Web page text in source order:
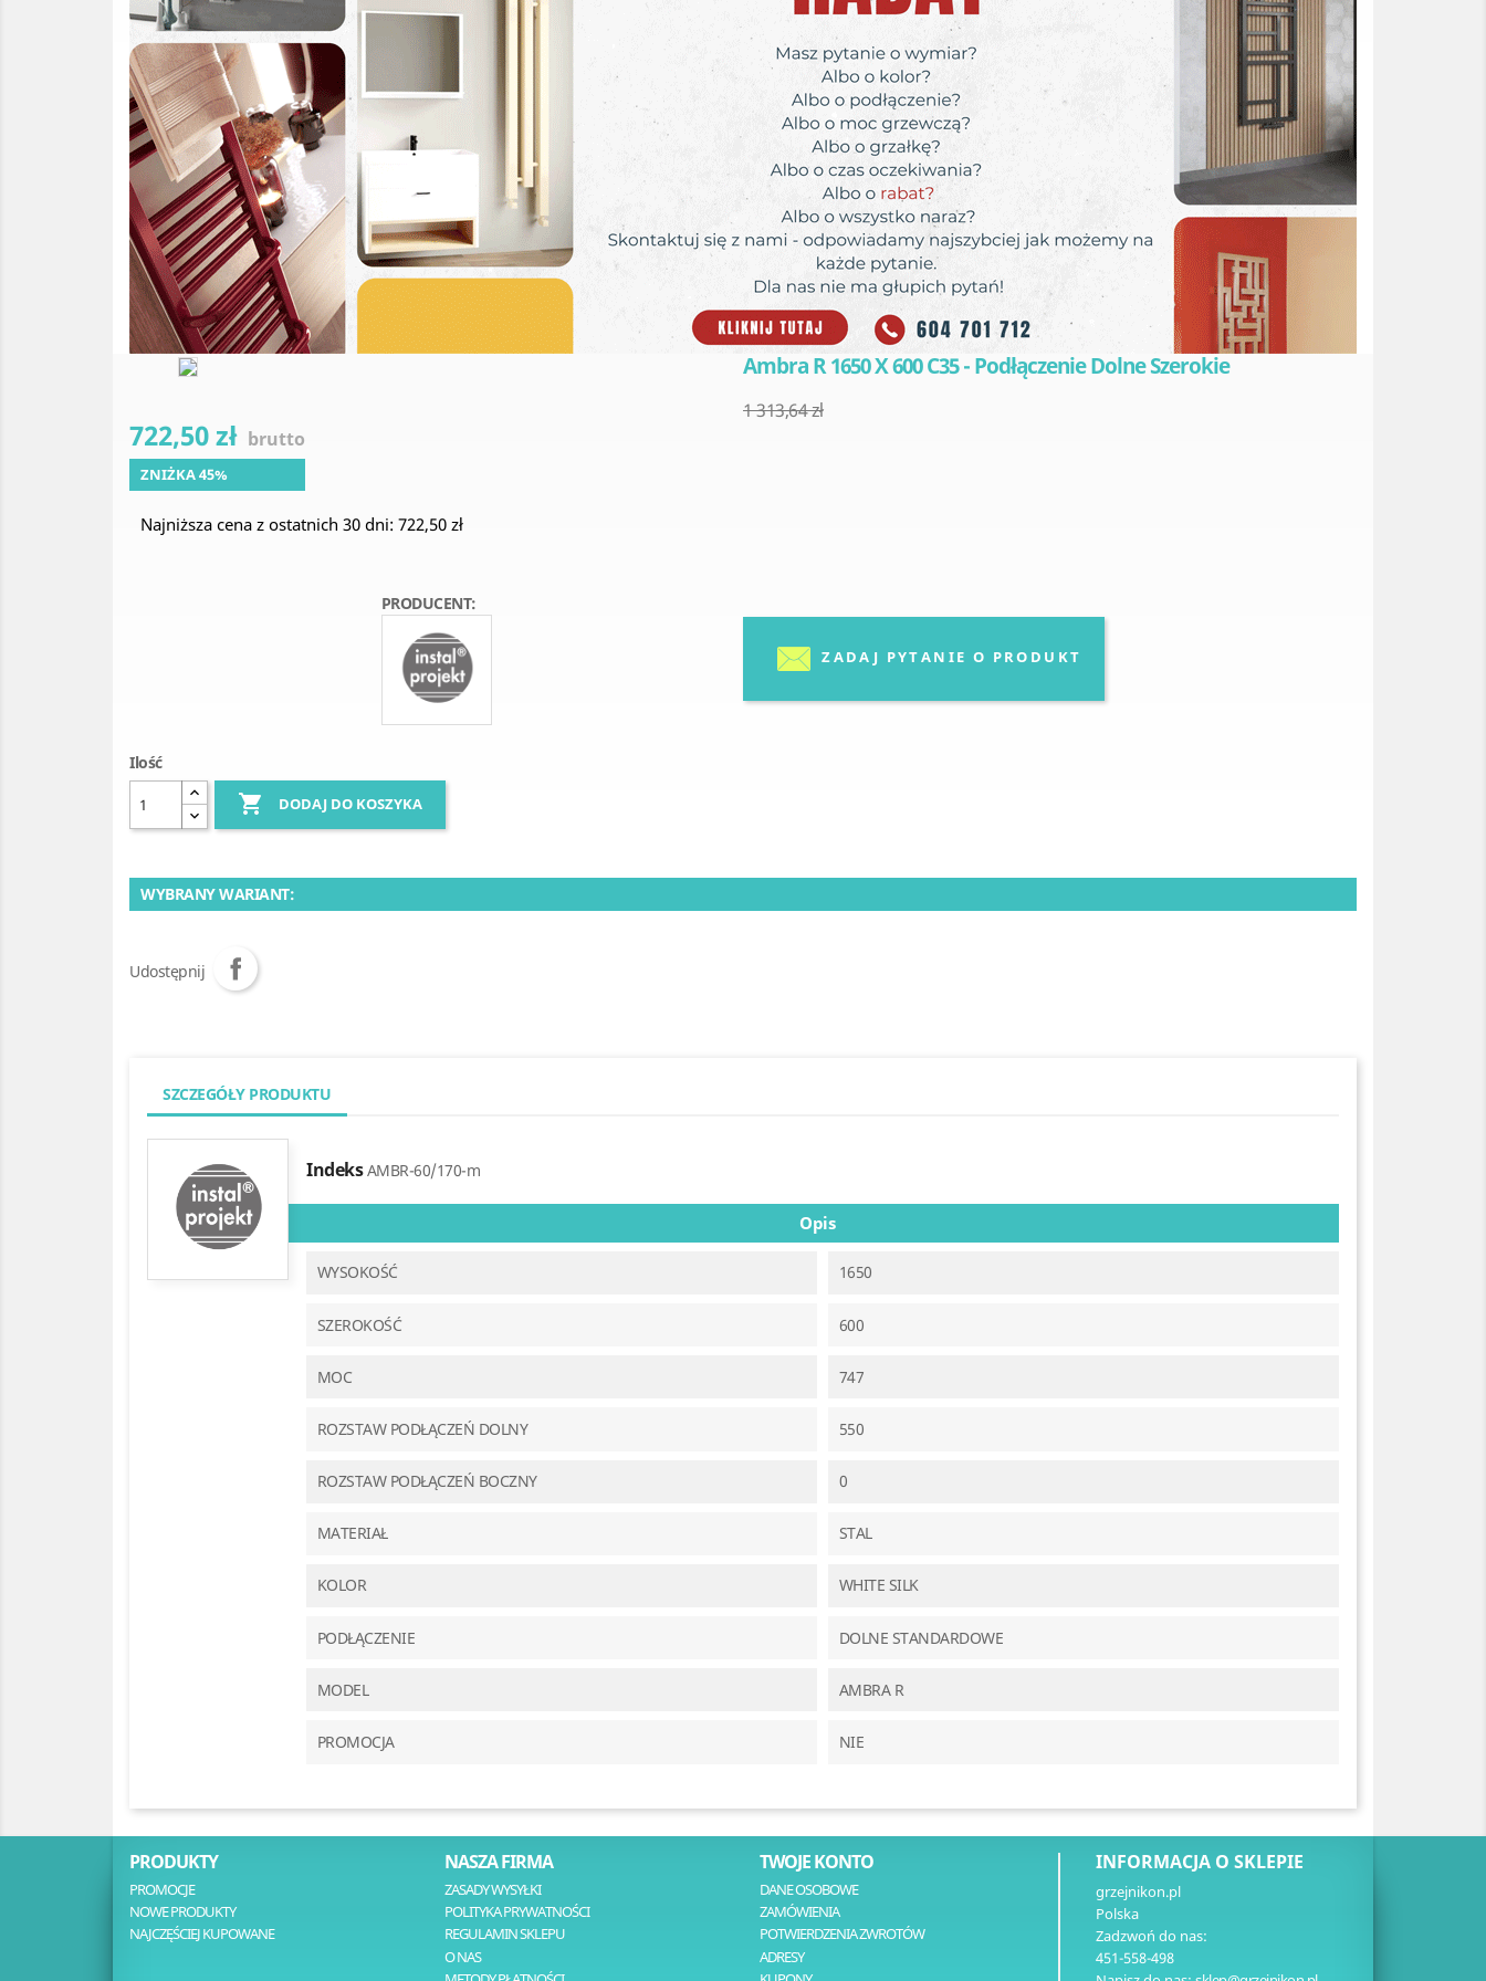
Ambra R 1650 X 600 C35 - Podłączenie Dolne Szerokie
1 313,64 zł
722,50 zł brutto
ZNIŻKA 45%
Najniższa cena z ostatnich 30 dni: 722,50 zł
PRODUCENT:
ZADAJ PYTANIE O PRODUKT
Ilość
 DODAJ DO KOSZYKA
WYBRANY WARIANT:
Udostępnij
SZCZEGÓŁY PRODUKTU
Indeks AMBR-60/170-m
Opis
WYSOKOŚĆ 1650
SZEROKOŚĆ 600
MOC 747
ROZSTAW PODŁĄCZEŃ DOLNY 550
ROZSTAW PODŁĄCZEŃ BOCZNY 0
MATERIAŁ STAL
KOLOR WHITE SILK
PODŁĄCZENIE DOLNE STANDARDOWE
MODEL AMBRA R
PROMOCJA NIE
PRODUKTY
PROMOCJE
NOWE PRODUKTY
NAJCZĘŚCIEJ KUPOWANE
NASZA FIRMA
ZASADY WYSYŁKI
POLITYKA PRYWATNOŚCI
REGULAMIN SKLEPU
O NAS
TWOJE KONTO
DANE OSOBOWE
ZAMÓWIENIA
POTWIERDZENIA ZWROTÓW
ADRESY
INFORMACJA O SKLEPIE
grzejnikon.pl
Polska
Zadzwoń do nas:
451-558-498